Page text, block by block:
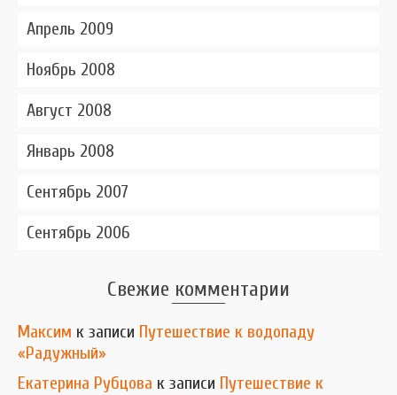
Апрель 2009
Ноябрь 2008
Август 2008
Январь 2008
Сентябрь 2007
Сентябрь 2006
Свежие комментарии
Максим к записи Путешествие к водопаду
«Радужный»
Екатерина Рубцова к записи Путешествие к